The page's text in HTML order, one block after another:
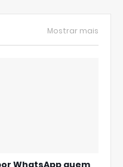
Mostrar mais
WhatsApp quem